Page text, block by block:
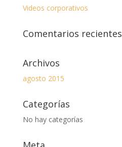
Videos corporativos
Comentarios recientes
Archivos
agosto 2015
Categorías
No hay categorías